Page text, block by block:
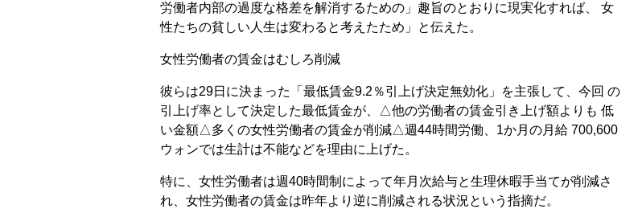
労働者内部の過度な格差を解消するための」趣旨のとおりに現実化すれば、 女
性たちの貧しい人生は変わると考えたため」と伝えた。
女性労働者の賃金はむしろ削減
彼らは29日に決まった「最低賃金9.2％引上げ決定無効化」を主張して、今回 の
引上げ率として決定した最低賃金が、△他の労働者の賃金引き上げ額よりも 低
い金額△多くの女性労働者の賃金が削減△週44時間労働、1か月の月給 700,600
ウォンでは生計は不能などを理由に上げた。
特に、女性労働者は週40時間制によって年月次給与と生理休暇手当てが削減さ
れ、女性労働者の賃金は昨年より逆に削減される状況という指摘だ。